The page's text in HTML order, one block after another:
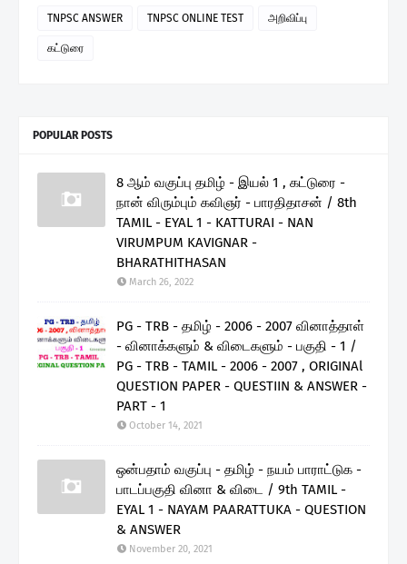
TNPSC ANSWER TNPSC ONLINE TEST அறிவிப்பு
கட்டுரை
POPULAR POSTS
8 ஆம் வகுப்பு தமிழ் - இயல் 1 , கட்டுரை -
நான் விரும்பும் கவிஞர் - பாரதிதாசன் / 8th
TAMIL - EYAL 1 - KATTURAI - NAN
VIRUMPUM KAVIGNAR -
BHARATHITHASAN
March 26, 2022
PG - TRB - தமிழ் - 2006 - 2007 வினாத்தாள்
- வினாக்களும் & விடைகளும் - பகுதி - 1 /
PG - TRB - TAMIL - 2006 - 2007 , ORIGINAl
QUESTION PAPER - QUESTIIN & ANSWER -
PART - 1
October 14, 2021
ஒன்பதாம் வகுப்பு - தமிழ் - நயம் பாராட்டுக -
பாடப்பகுதி வினா & விடை / 9th TAMIL -
EYAL 1 - NAYAM PAARATTUKA - QUESTION
& ANSWER
November 20, 2021